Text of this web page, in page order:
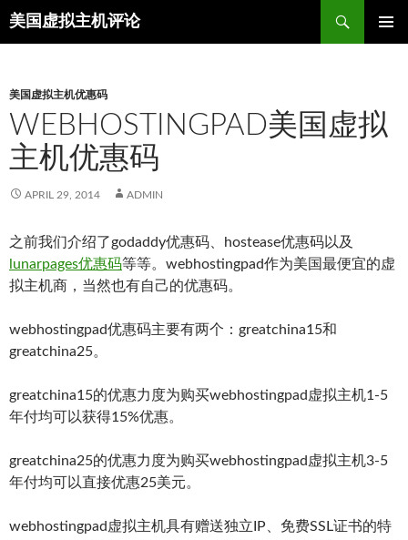
美国虚拟主机评论
Search
美国虚拟主机优惠码
WEBHOSTINGPAD美国虚拟
主机优惠码
APRIL 29, 2014 ADMIN
之前我们介绍了godaddy优惠码、hostease优惠码以及
lunarpages优惠码等等。webhostingpad作为美国最便宜的虚
拟主机商，当然也有自己的优惠码。
webhostingpad优惠码主要有两个：greatchina15和
greatchina25。
greatchina15的优惠力度为购买webhostingpad虚拟主机1-5
年付均可以获得15%优惠。
greatchina25的优惠力度为购买webhostingpad虚拟主机3-5
年付均可以直接优惠25美元。
webhostingpad虚拟主机具有赠送独立IP、免费SSL证书的特